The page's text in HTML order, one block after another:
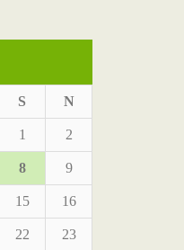
S N
1 2
8 9
15 16
22 23